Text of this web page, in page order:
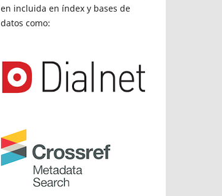
en incluida en índex y bases de
datos como: